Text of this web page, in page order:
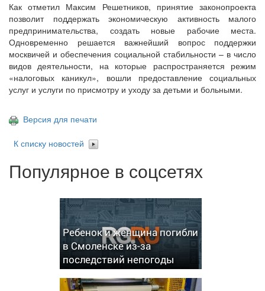
Как отметил Максим Решетников, принятие законопроекта
позволит поддержать экономическую активность малого
предпринимательства, создать новые рабочие места.
Одновременно решается важнейший вопрос поддержки
москвичей и обеспечения социальной стабильности – в число
видов деятельности, на которые распространяется режим
«налоговых каникул», вошли предоставление социальных
услуг и услуги по присмотру и уходу за детьми и больными.
Версия для печати
К списку новостей
Популярное в соцсетях
Ребенок и женщина погибли
в Смоленске из-за
последствий непогоды